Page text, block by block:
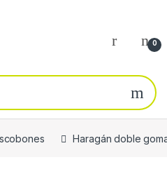
0
Haragán doble